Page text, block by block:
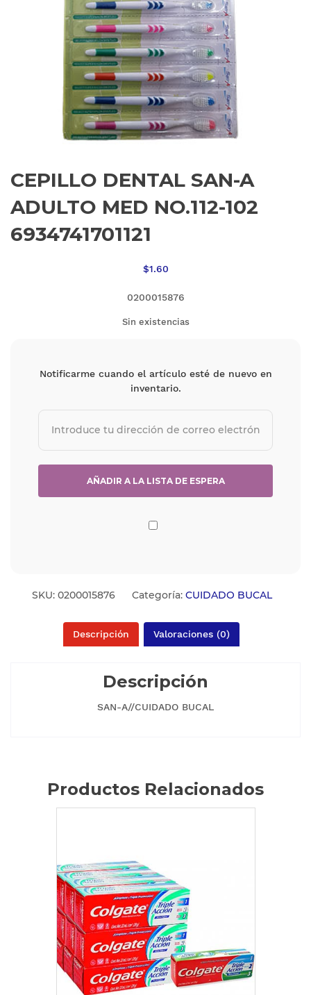
CEPILLO DENTAL SAN-A
ADULTO MED NO.112-102
6934741701121
$1.60
0200015876
Sin existencias
Notificarme cuando el artículo esté de nuevo en
inventario.
SKU: 0200015876 Categoría: CUIDADO BUCAL
Descripción Valoraciones (0)
Descripción
SAN-A//CUIDADO BUCAL
Productos Relacionados